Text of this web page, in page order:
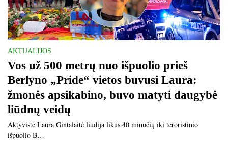
AKTUALIJOS
Vos už 500 metrų nuo išpuolio prieš
Berlyno „Pride“ vietos buvusi Laura:
žmonės apsikabino, buvo matyti daugybė
liūdnų veidų
Aktyvistė Laura Gintalaitė liudija likus 40 minučių iki teroristinio
išpuolio B…